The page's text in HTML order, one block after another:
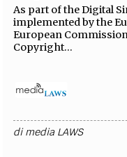
As part of the Digital
implemented by the
European
Copyright...
dimedia LAWS